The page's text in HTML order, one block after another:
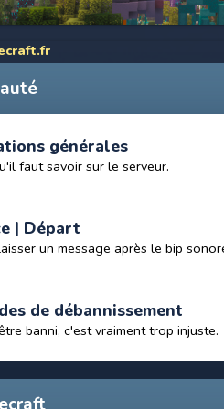
générales
faut savoir sur le serveur.
| Départ
un message après le bip
de débannissement
banni, c'est vraiment trop injuste.